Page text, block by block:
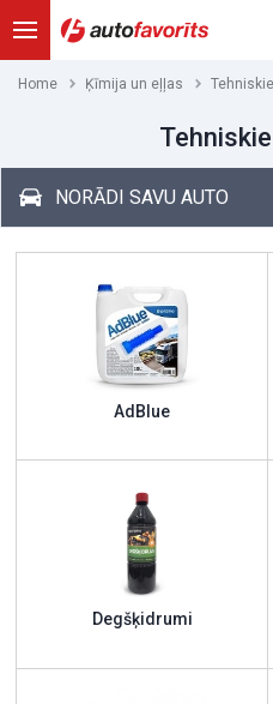
Home Ķīmija un eļļas
NORĀDI SAVU AUTO
AdBlue
Degšķidrumi